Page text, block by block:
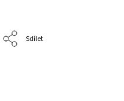
Sdílet